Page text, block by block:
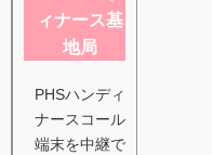
ィナース基
地局
PHSハンディ
ナースコール
端末を中継で